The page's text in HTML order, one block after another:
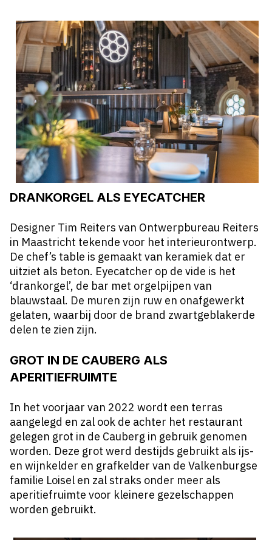
DRANKORGEL ALS EYECATCHER
Designer Tim Reiters van Ontwerpbureau Reiters
in Maastricht tekende voor het interieurontwerp.
De chef’s table is gemaakt van keramiek dat er
uitziet als beton. Eyecatcher op de vide is het
‘drankorgel’, de bar met orgelpijpen van
blauwstaal. De muren zijn ruw en onafgewerkt
gelaten, waarbij door de brand zwartgeblakerde
delen te zien zijn.
GROT IN DE CAUBERG ALS
APERITIEFRUIMTE
In het voorjaar van 2022 wordt een terras
aangelegd en zal ook de achter het restaurant
gelegen grot in de Cauberg in gebruik genomen
worden. Deze grot werd destijds gebruikt als ijs-
en wijnkelder en grafkelder van de Valkenburgse
familie Loisel en zal straks onder meer als
aperitiefruimte voor kleinere gezelschappen
worden gebruikt.